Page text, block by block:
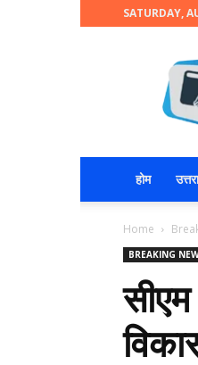
SATURDAY,
होम
Home
BREAKING